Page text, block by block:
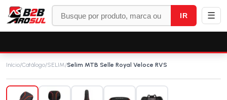
IR ☰
Início/Catálogo/SELIM/Selim MTB Selle Royal Veloce RVS